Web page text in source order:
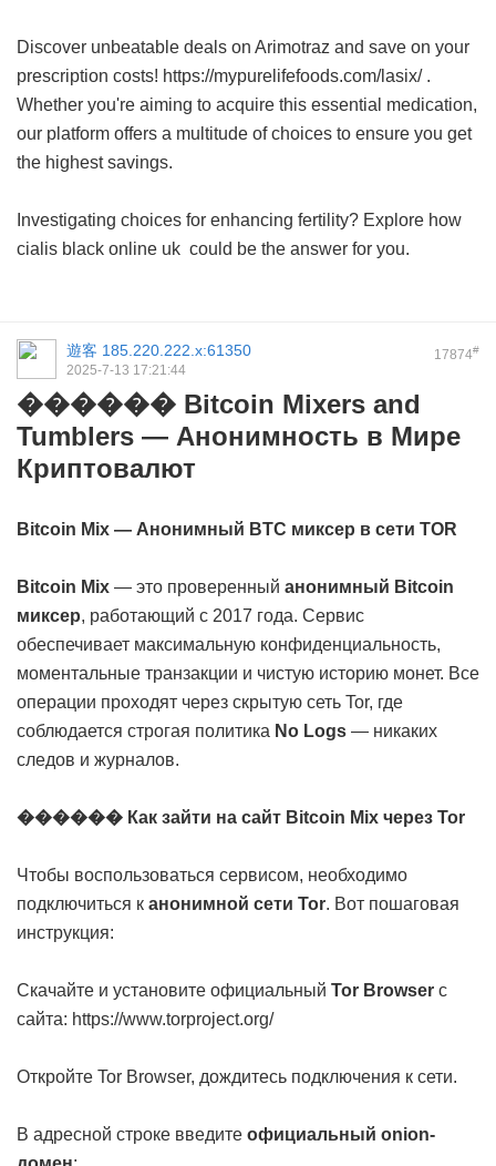
Discover unbeatable deals on Arimotraz and save on your
prescription costs! https://mypurelifefoods.com/lasix/ .
Whether you're aiming to acquire this essential medication,
our platform offers a multitude of choices to ensure you get
the highest savings.
Investigating choices for enhancing fertility? Explore how
cialis black online uk could be the answer for you.
17874#
遊客 185.220.222.x:61350
2025-7-13 17:21:44
������ Bitcoin Mixers and
Tumblers — Анонимность в Мире
Криптовалют
Bitcoin Mix — Анонимный BTC миксер в сети TOR
Bitcoin Mix — это проверенный анонимный Bitcoin
миксер, работающий с 2017 года. Сервис
обеспечивает максимальную конфиденциальность,
моментальные транзакции и чистую историю монет. Все
операции проходят через скрытую сеть Tor, где
соблюдается строгая политика No Logs — никаких
следов и журналов.
������ Как зайти на сайт Bitcoin Mix через Tor
Чтобы воспользоваться сервисом, необходимо
подключиться к анонимной сети Tor. Вот пошаговая
инструкция:
Скачайте и установите официальный Tor Browser с
сайта: https://www.torproject.org/
Откройте Tor Browser, дождитесь подключения к сети.
В адресной строке введите официальный onion-